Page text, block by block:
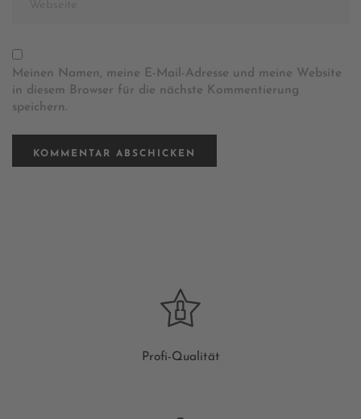
Meinen Namen, meine E-Mail-Adresse und meine Website
in diesem Browser für die nächste Kommentierung
speichern.
Profi-Qualität